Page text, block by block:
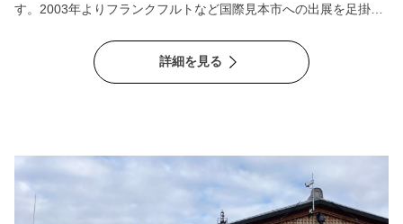
す。2003年よりフランクフルトなど国際見本市への出展を足掛か
「KRUG（クリュッグ）」とコラボしたワインクーラーは世界か
ら大きな注目を集めました。現在、売上の90％が直営店、その
道を進む覚悟が貫かれていました。
詳細を見る